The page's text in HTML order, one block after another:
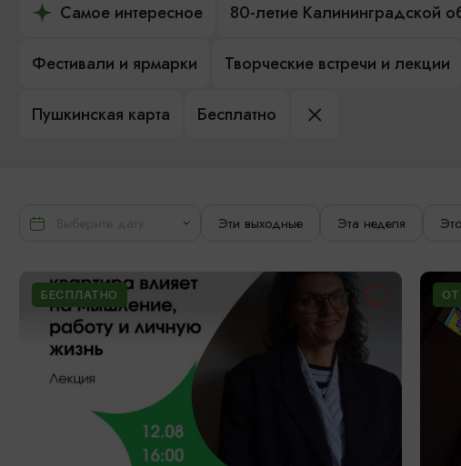
Самое интересное 80-летие Калининградской
Фестивали и ярмарки Творческие встречи и лекции
Пушкинская карта Бесплатно
Эти выходные Эта неделя
БЕСПЛАТНО